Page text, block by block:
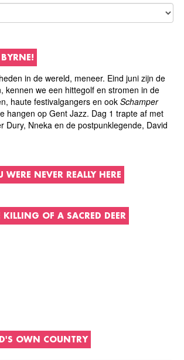
in de wereld, meneer. Eind juni zijn de
kennen we een hittegolf en stromen in de
haute festivalgangers en ook Schamper
hangen op Gent Jazz. Dag 1 trapte af met
Dury, Nneka en de postpunklegende, David
WERE NEVER REALLY HERE
KILLING OF A SACRED DEER
OWN COUNTRY